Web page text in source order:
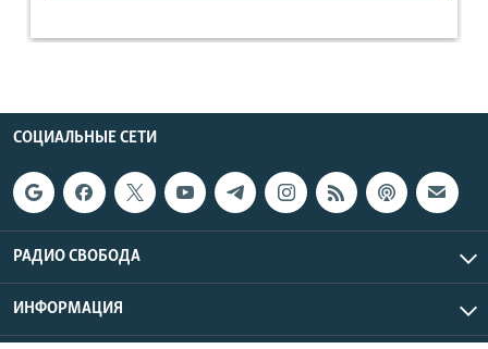
СОЦИАЛЬНЫЕ СЕТИ
РАДИО СВОБОДА
ИНФОРМАЦИЯ